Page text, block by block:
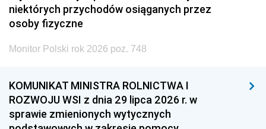
niektórych przychodów osiąganych przez
osoby fizyczne
Monitor Polski rok 2026 poz. 748
KOMUNIKAT MINISTRA ROLNICTWA I
ROZWOJU WSI z dnia 29 lipca 2026 r. w
sprawie zmienionych wytycznych